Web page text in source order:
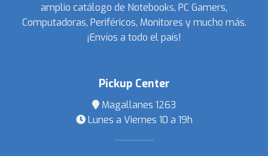
amplio catálogo de Notebooks, PC Gamers,
Computadoras, Periféricos, Monitores y mucho más.
¡Envíos a todo el país!
Pickup Center
Magallanes 1263
Lunes a Viernes 10 a 19h